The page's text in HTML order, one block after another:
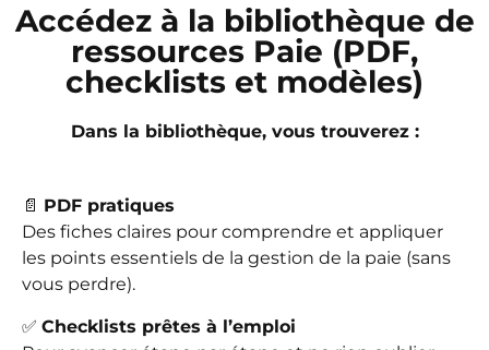
Accédez à la bibliothèque de
ressources Paie (PDF,
checklists et modèles)
Dans la bibliothèque, vous trouverez :
📄 PDF pratiques
Des fiches claires pour comprendre et appliquer
les points essentiels de la gestion de la paie (sans
vous perdre).
✅ Checklists prêtes à l’emploi